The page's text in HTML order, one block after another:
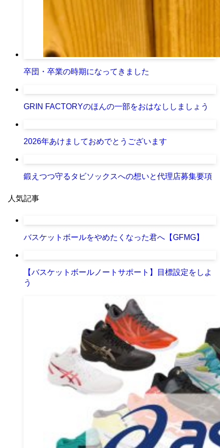
卒団・卒業の時期になってきました
GRIN FACTORYのほんの一部をおはなししましょう
2026年あけましておめでとうございます
鍛えつつ守るタビソックスへの想いと代理店募集要項
人気記事
バスケットボールをやめたくなった君へ【GFMG】
【バスケットボールノートサポート】目標設定をしよ
う